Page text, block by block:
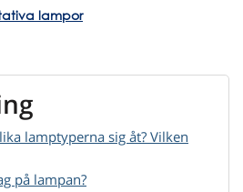
lampor
lamptyperna sig åt? Vilken
på lampan?